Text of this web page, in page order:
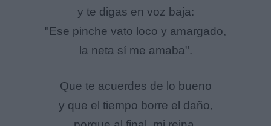
y te digas en voz baja:
"Ese pinche vato loco y amargado,
la neta sí me amaba".
Que te acuerdes de lo bueno
y que el tiempo borre el daño,